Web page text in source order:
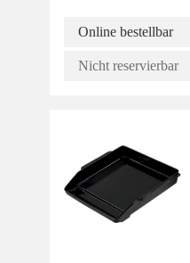
Online bestellbar
Nicht reservierbar